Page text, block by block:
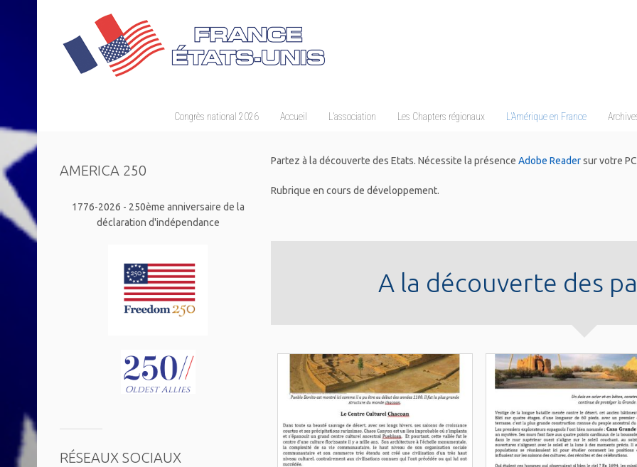
Congrès national 2026 Accueil L’association Les Chapters régionaux L’Amérique en France
Partez à la découverte des Etats. Nécessite la présence Adobe Readersur votre
Rubrique en cours de développement.
A la découverte des
AMERICA 250
1776-2026 - 250ème anniversaire de la
déclaration d'indépendance
RÉSEAUX SOCIAUX